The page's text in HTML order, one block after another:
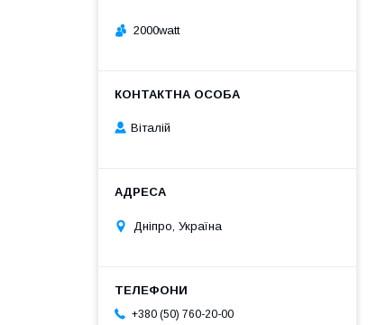
2000watt
Віталій
Дніпро, Україна
+380 (50) 760-20-00